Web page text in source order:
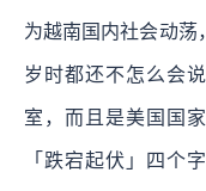
为越南国内社会动荡
岁时都还不怎么会
室，而且是美国国
「跌宕起伏」四个